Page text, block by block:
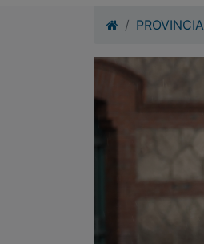
PROVINCIA